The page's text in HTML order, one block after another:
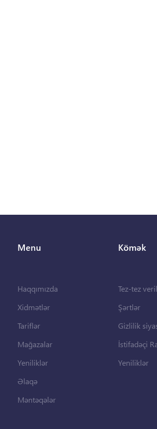
Menu
Haqqımızda
Xidmətlər
Tariflər
Mağazalar
Yeniliklər
Əlaqə
Məntəqələr
Kömək
Tez-tez
Şərtlər
Gizlilik
İstifadəçi
Yeniliklər